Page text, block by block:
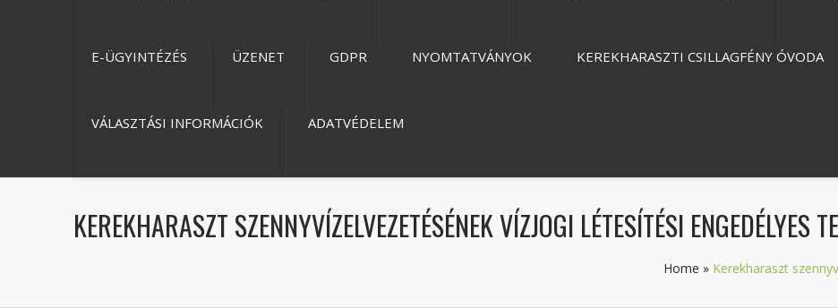
E-ÜGYINTÉZÉS ÜZENET GDPR NYOMTATVÁNYOK KEREKHARASZTI CSILLAGFÉNY ÓVODA
VÁLASZTÁSI INFORMÁCIÓK ADATVÉDELEM
KEREKHARASZT SZENNYVÍZELVEZETÉSÉNEK VÍZJOGI LÉTESÍTÉSI ENGEDÉLYES
Home » Kerekharaszt